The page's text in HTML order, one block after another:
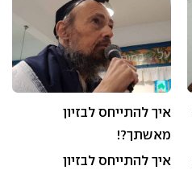
איך להתייחס לבזיון
מאשתך?!
איך להתייחס לבזיון